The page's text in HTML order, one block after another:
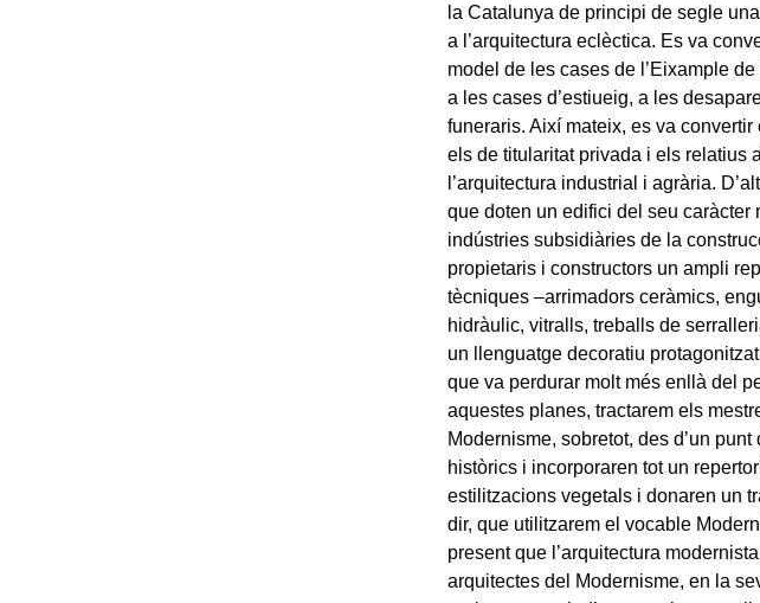
la Catalunya de principi de segle
a l’arquitectura eclèctica. Es va
model de les cases de l’Eixample
a les cases d’estiueig, a les
funeraris. Així mateix, es va
els de titularitat privada i els relatius
l’arquitectura industrial i agrària.
que doten un edifici del seu
indústries subsidiàries de la
propietaris i constructors un ampli
tècniques –arrimadors ceràmics,
hidràulic, vitralls, treballs de
un llenguatge decoratiu
que va perdurar molt més enllà del
aquestes planes, tractarem els
Modernisme, sobretot, des d’un
històrics i incorporaren tot un
estilitzacions vegetals i donaren un
dir, que utilitzarem el vocable
present que l’arquitectura
arquitectes del Modernisme, en la